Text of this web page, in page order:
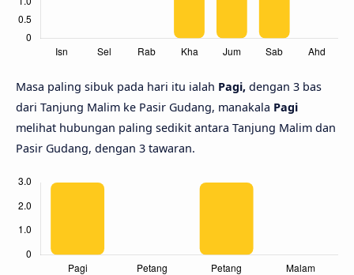
Masa paling sibuk pada hari itu ialah Pagi, dengan 3 bas
dari Tanjung Malim ke Pasir Gudang, manakala Pagi
melihat hubungan paling sedikit antara Tanjung Malim dan
Pasir Gudang, dengan 3 tawaran.